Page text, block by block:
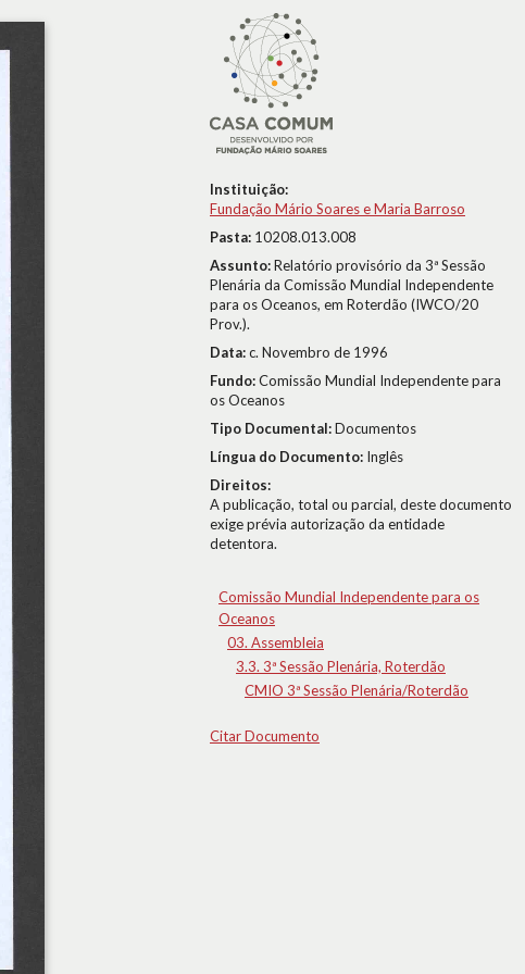
Instituição:
Fundação Mário Soares e Maria Barroso
Pasta: 10208.013.008
Assunto:Relatório provisório da 3ª Sessão
Plenária da Comissão Mundial Independente
para os Oceanos, em Roterdão (IWCO/20
Prov.).
Data:c. Novembro de 1996
Fundo:Comissão Mundial Independente para
os Oceanos
Tipo Documental:Documentos
Língua do Documento: Inglês
Direitos:
A publicação, total ou parcial, deste documento
exige prévia autorização da entidade
detentora.
Comissão Mundial Independente para os
Oceanos
03. Assembleia
3.3. 3ª Sessão Plenária, Roterdão
CMIO 3ª Sessão Plenária/Roterdão
Citar Documento